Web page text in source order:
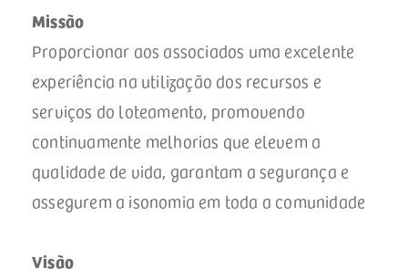
Missão
Proporcionar aos associados uma excelente
experiência na utilização dos recursos e
serviços do loteamento, promovendo
continuamente melhorias que elevem a
qualidade de vida, garantam a segurança e
assegurem a isonomia em toda a comunidade
Visão